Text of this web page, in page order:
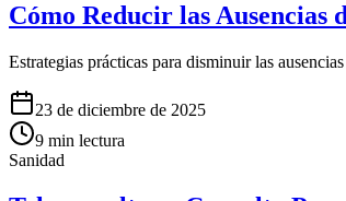
Cómo Reducir las Ausencias
Estrategias prácticas para disminuir las
23 de diciembre de 2025
9 min lectura
Sanidad